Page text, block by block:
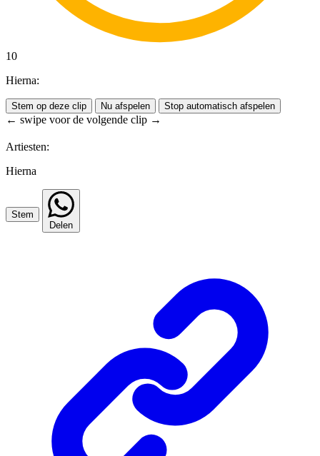
10
Hierna:
Stem op deze clip Nu afspelen Stop automatisch afspelen
← swipe voor de volgende clip →
Artiesten:
Hierna
Stem
Delen